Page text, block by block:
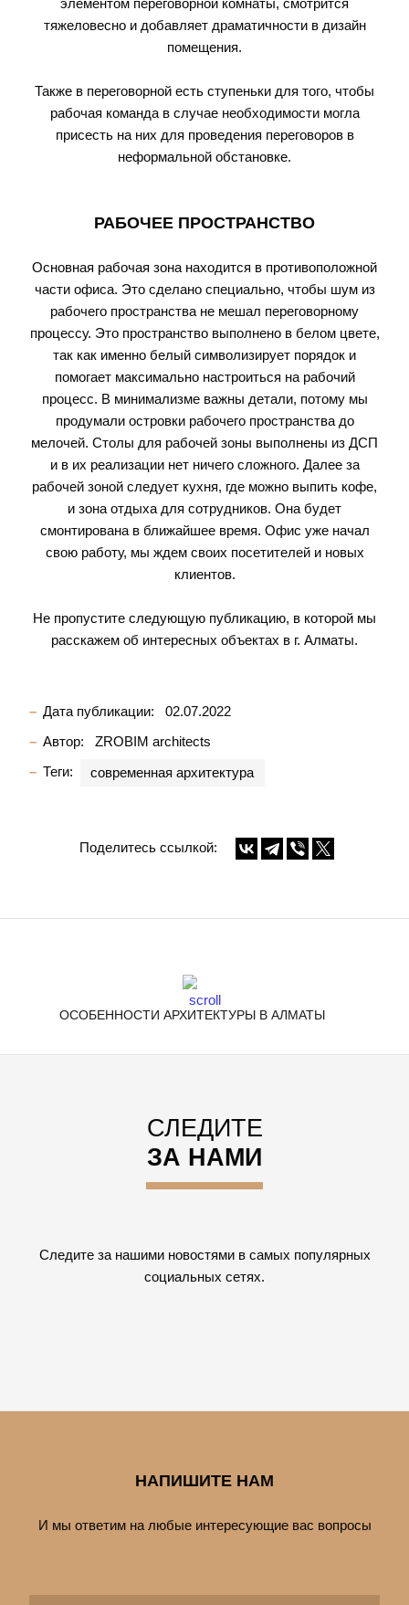
элементом переговорной комнаты, смотрится
тяжеловесно и добавляет драматичности в дизайн
помещения.
Также в переговорной есть ступеньки для того, чтобы
рабочая команда в случае необходимости могла
присесть на них для проведения переговоров в
неформальной обстановке.
РАБОЧЕЕ ПРОСТРАНСТВО
Основная рабочая зона находится в противоположной
части офиса. Это сделано специально, чтобы шум из
рабочего пространства не мешал переговорному
процессу. Это пространство выполнено в белом цвете,
так как именно белый символизирует порядок и
помогает максимально настроиться на рабочий
процесс. В минимализме важны детали, потому мы
продумали островки рабочего пространства до
мелочей. Столы для рабочей зоны выполнены из ДСП
и в их реализации нет ничего сложного. Далее за
рабочей зоной следует кухня, где можно выпить кофе,
и зона отдыха для сотрудников. Она будет
смонтирована в ближайшее время. Офис уже начал
свою работу, мы ждем своих посетителей и новых
клиентов.
Не пропустите следующую публикацию, в которой мы
расскажем об интересных объектах в г. Алматы.
Дата публикации:
02.07.2022
Автор:
ZROBIM architects
Теги:
современная архитектура
Поделитесь ссылкой:
ОСОБЕННОСТИ АРХИТЕКТУРЫ В АЛМАТЫ
СЛЕДИТЕ
ЗА НАМИ
Следите за нашими новостями в самых популярных
социальных сетях.
НАПИШИТЕ НАМ
И мы ответим на любые интересующие вас вопросы